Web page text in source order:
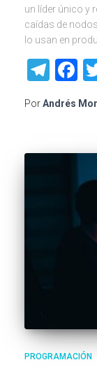
un líder único y
caídas de
lo usan en
PorAndrés
PROGRAMACIÓN